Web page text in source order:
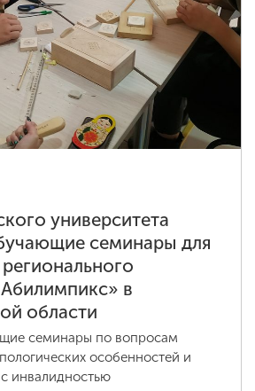
университета
семинары для
в
области
семинары по вопросам
особенностей и
инвалидностью